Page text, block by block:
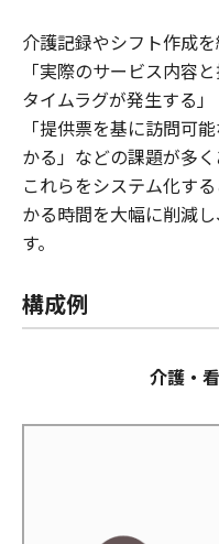
介護記録やシフト作成
「実際のサービス内容
タイムラグが発生する」
「提供票を基に訪問可
かる」などの課題が多く
これらをシステム化す
かる時間を大幅に削減
す。
構成例
介護・